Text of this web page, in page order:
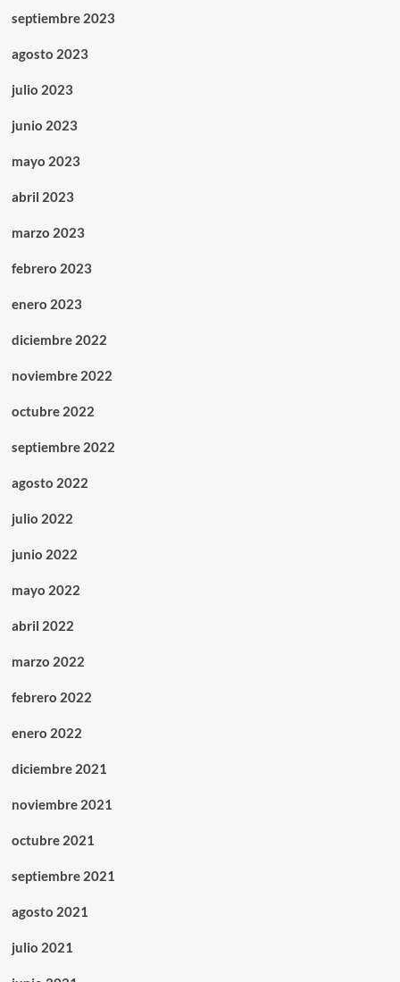
septiembre 2023
agosto 2023
julio 2023
junio 2023
mayo 2023
abril 2023
marzo 2023
febrero 2023
enero 2023
diciembre 2022
noviembre 2022
octubre 2022
septiembre 2022
agosto 2022
julio 2022
junio 2022
mayo 2022
abril 2022
marzo 2022
febrero 2022
enero 2022
diciembre 2021
noviembre 2021
octubre 2021
septiembre 2021
agosto 2021
julio 2021